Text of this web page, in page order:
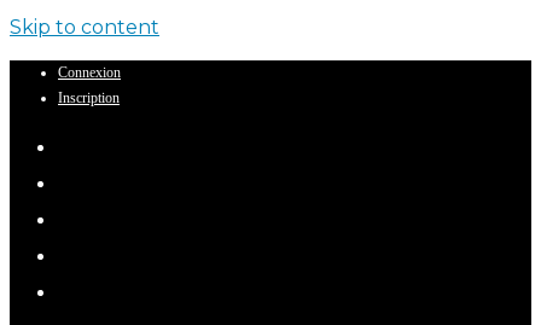
Skip to content
Connexion
Inscription